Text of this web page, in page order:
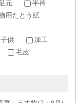
元
半衿
用たとう紙
子供
加工
毛皮